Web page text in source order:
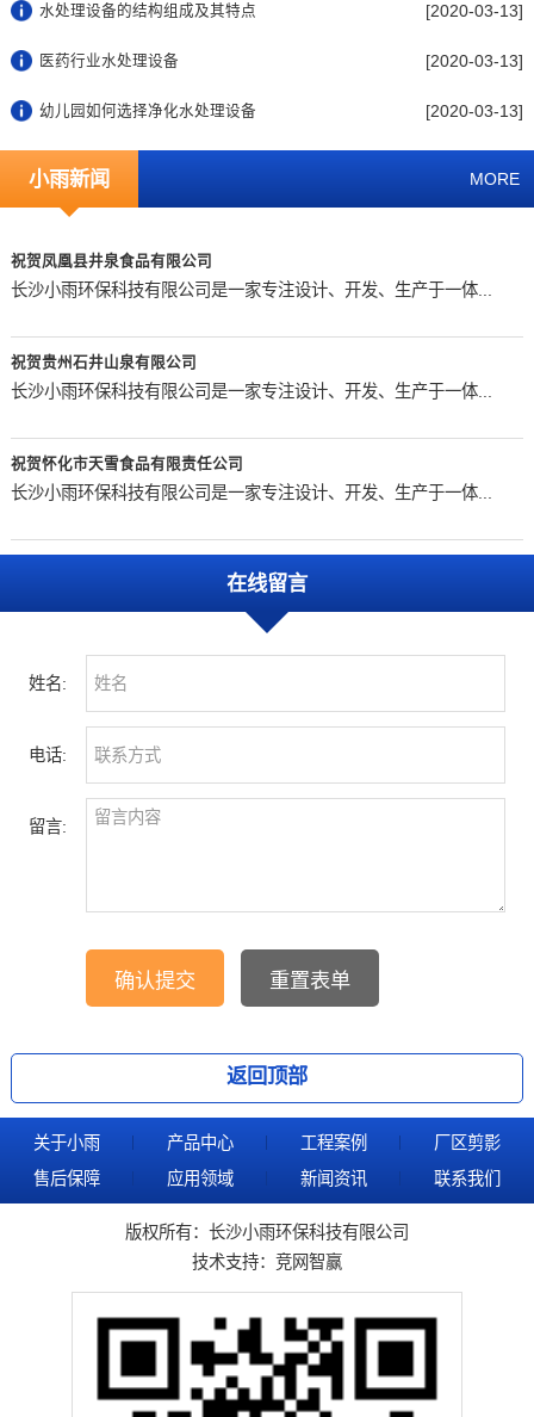
水处理设备的结构组成及其特点 [2020-03-13]
医药行业水处理设备 [2020-03-13]
幼儿园如何选择净化水处理设备 [2020-03-13]
小雨新闻 MORE
祝贺凤凰县井泉食品有限公司
长沙小雨环保科技有限公司是一家专注设计、开发、生产于一体...
祝贺贵州石井山泉有限公司
长沙小雨环保科技有限公司是一家专注设计、开发、生产于一体...
祝贺怀化市天雪食品有限责任公司
长沙小雨环保科技有限公司是一家专注设计、开发、生产于一体...
在线留言
姓名:
电话:
留言:
返回顶部
关于小雨 产品中心 工程案例
厂区剪影
售后保障
应用领域 新闻资讯 联系我们
版权所有：长沙小雨环保科技有限公司
技术支持： 竞网智赢